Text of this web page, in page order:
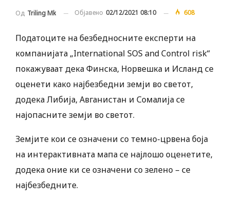
Од Triling Mk Објавено 02/12/2021 08:10 608
Податоците на безбедносните експерти на
компанијата „International SOS and Control risk“
покажуваат дека Финска, Норвешка и Исланд се
оценети како најбезбедни земји во светот,
додека Либија, Авганистан и Сомалија се
најопасните земји во светот.
Земјите кои се означени со темно-црвена боја
на интерактивната мапа се најлошо оценетите,
додека оние ки се означени со зелено – се
најбезбедните.